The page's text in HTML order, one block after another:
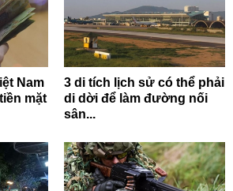
Nam
mặt
3 di tích lịch sử có thể phải
di dời để làm đường nối
sân...